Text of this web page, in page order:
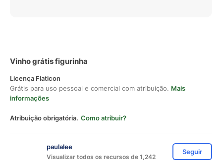
Vinho grátis figurinha
Licença Flaticon
Grátis para uso pessoal e comercial com atribuição. Mais
informações
Atribuição obrigatória. Como atribuir?
paulalee
Visualizar todos os recursos de 1,242
Seguir